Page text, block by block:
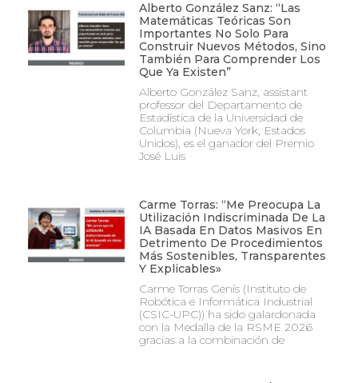
Alberto González Sanz: “Las
Matemáticas Teóricas Son
Importantes No Solo Para
Construir Nuevos Métodos, Sino
También Para Comprender Los
Que Ya Existen”
Alberto González Sanz, assistant
professor del Departamento de
Estadística de la Universidad de
Columbia (Nueva York, Estados
Unidos), es el ganador del Premio
José Luis
Carme Torras: “Me Preocupa La
Utilización Indiscriminada De La
IA Basada En Datos Masivos En
Detrimento De Procedimientos
Más Sostenibles, Transparentes
Y Explicables»
Carme Torras Genís (Instituto de
Robótica e Informática Industrial
(CSIC-UPC)) ha sido galardonada
con la Medalla de la RSME 2026
gracias a la combinación de